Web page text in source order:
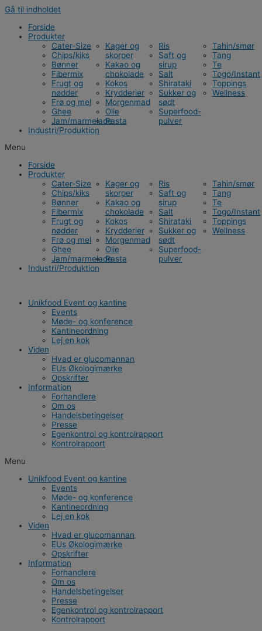
Gå til indholdet
Forside
Produkter
Cater-Size
Chips/kiks
Bønner
Fibermix
Frugt og
nødder
Frø og mel
Ghee
Jam/marmelade
Kager og
skorper
Kakao og
chokolade
Kokos
Krydderier
Morgenmad
Olie
Pasta
Ris
Saft og
sirup
Salt
Shirataki
Sukker og
sødt
Superfood-
pulver
Tahin/smør
Tang
Te
Togo/Instant
Toppings
Wellness
Industri/Produktion
Menu
Forside
Produkter
Cater-Size
Chips/kiks
Bønner
Fibermix
Frugt og
nødder
Frø og mel
Ghee
Jam/marmelade
Kager og
skorper
Kakao og
chokolade
Kokos
Krydderier
Morgenmad
Olie
Pasta
Ris
Saft og
sirup
Salt
Shirataki
Sukker og
sødt
Superfood-
pulver
Tahin/smør
Tang
Te
Togo/Instant
Toppings
Wellness
Industri/Produktion
Unikfood Event og kantine
Events
Møde- og konference
Kantineordning
Lej en kok
Viden
Hvad er glucomannan
EUs Økologimærke
Opskrifter
Information
Forhandlere
Om os
Handelsbetingelser
Presse
Egenkontrol og kontrolrapport
Kontrolrapport
Menu
Unikfood Event og kantine
Events
Møde- og konference
Kantineordning
Lej en kok
Viden
Hvad er glucomannan
EUs Økologimærke
Opskrifter
Information
Forhandlere
Om os
Handelsbetingelser
Presse
Egenkontrol og kontrolrapport
Kontrolrapport